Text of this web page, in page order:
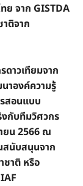
ย จาก GISTDA
ติจาก
ดาวเทียมจาก
าองค์ความรู้
สอนแบบ
กับทีมวิศวกร
ยน 2566 ณ
สนับสนุนจาก
ชาติ หรือ